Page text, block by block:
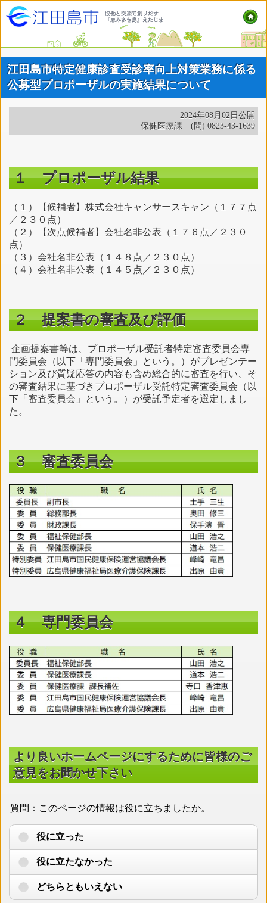
江田島市特定健康診査受診率向上対策業務に係る
公募型プロポーザルの実施結果について
2024年08月02日公開
保健医療課 (問) 0823-43-1639
１ プロポーザル結果
（１）【候補者】株式会社キャンサースキャン（１７７点
／２３０点）
（２）【次点候補者】会社名非公表（１７６点／２３０
点）
（３）会社名非公表（１４８点／２３０点）
（４）会社名非公表（１４５点／２３０点）
２ 提案書の審査及び評価
企画提案書等は、プロポーザル受託者特定審査委員会専
門委員会（以下「専門委員会」という。）がプレゼンテー
ション及び質疑応答の内容も含め総合的に審査を行い、そ
の審査結果に基づきプロポーザル受託特定審査委員会（以
下「審査委員会」という。）が受託予定者を選定しまし
た。
３ 審査委員会
４ 専門委員会
より良いホームページにするために皆様のご
意見をお聞かせ下さい
質問：このページの情報は役に立ちましたか。
役に立った
役に立たなかった
どちらともいえない